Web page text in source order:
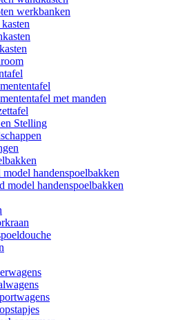
werkbanken
met manden
Stelling
model handenspoelbakken
model handenspoelbakken